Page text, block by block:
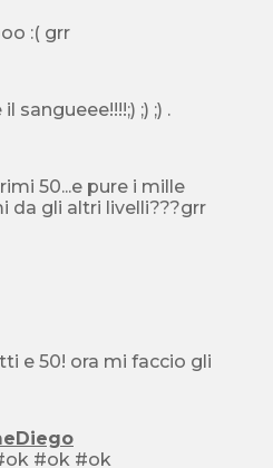
sta zitto boo :( grr
sangueee!!!!;) ;) ;) .
50...e pure i mille
da gli altri livelli???grr
e 50! ora mi faccio gli
#ok #ok